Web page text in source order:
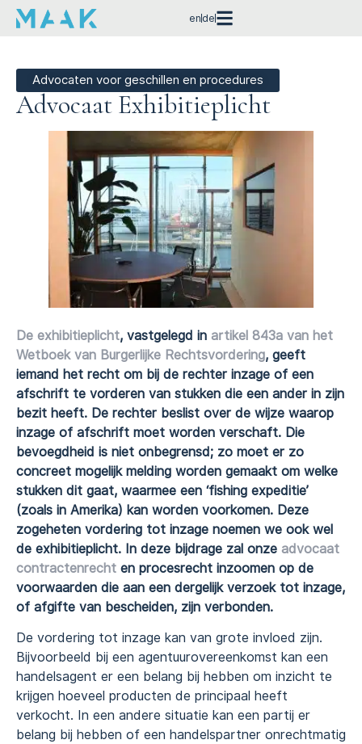
en de
Advocaten voor geschillen en procedures
Advocaat Exhibitieplicht
De exhibitieplicht, vastgelegd in artikel 843a van het
Wetboek van Burgerlijke Rechtsvordering, geeft
iemand het recht om bij de rechter inzage of een
afschrift te vorderen van stukken die een ander in zijn
bezit heeft. De rechter beslist over de wijze waarop
inzage of afschrift moet worden verschaft. Die
bevoegdheid is niet onbegrensd; zo moet er zo
concreet mogelijk melding worden gemaakt om welke
stukken dit gaat, waarmee een ‘fishing expeditie’
(zoals in Amerika) kan worden voorkomen. Deze
zogeheten vordering tot inzage noemen we ook wel
de exhibitieplicht. In deze bijdrage zal onze advocaat
contractenrecht en procesrecht inzoomen op de
voorwaarden die aan een dergelijk verzoek tot inzage,
of afgifte van bescheiden, zijn verbonden.
De vordering tot inzage kan van grote invloed zijn.
Bijvoorbeeld bij een agentuurovereenkomst kan een
handelsagent er een belang bij hebben om inzicht te
krijgen hoeveel producten de principaal heeft
verkocht. In een andere situatie kan een partij er
belang bij hebben of een handelspartner onrechtmatig